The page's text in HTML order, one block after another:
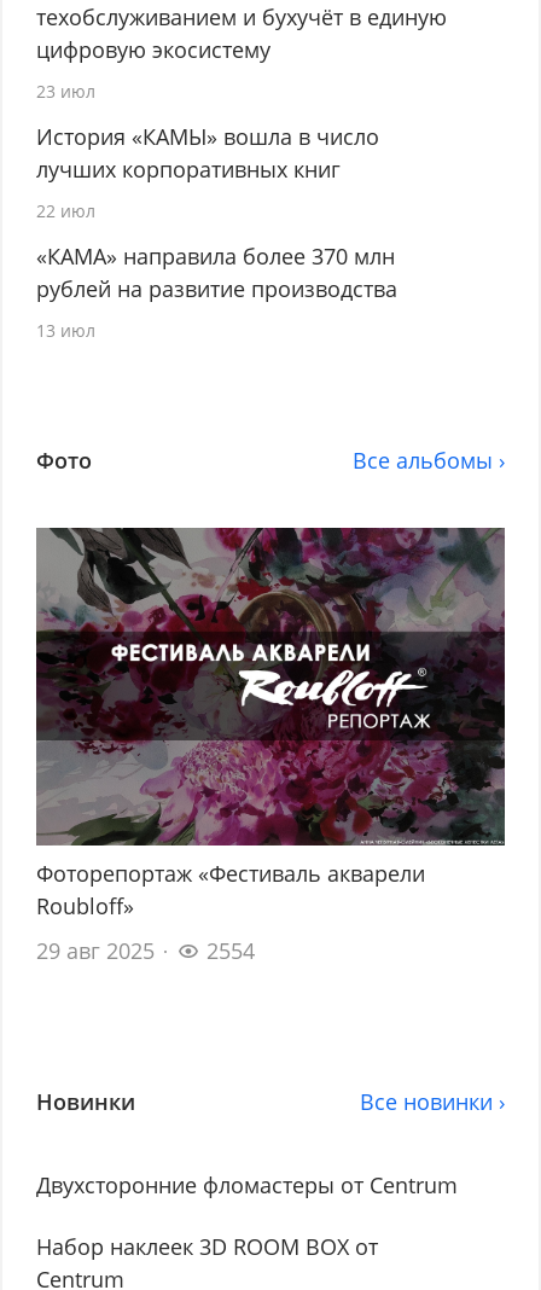
техобслуживанием и бухучёт в единую
цифровую экосистему
23 июл
История «КАМЫ» вошла в число
лучших корпоративных книг
22 июл
«КАМА» направила более 370 млн
рублей на развитие производства
13 июл
Фото Все альбомы ›
Фоторепортаж «Фестиваль акварели
Roubloff»
29 авг 2025
2554
Новинки Все новинки ›
Двухсторонние фломастеры от Centrum
Набор наклеек 3D ROOM BOX от
Centrum